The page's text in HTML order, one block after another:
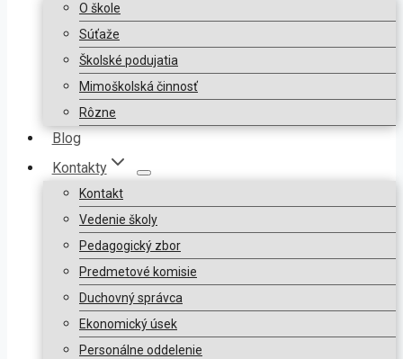
O škole
Súťaže
Školské podujatia
Mimoškolská činnosť
Rôzne
Blog
Kontakty
Kontakt
Vedenie školy
Pedagogický zbor
Predmetové komisie
Duchovný správca
Ekonomický úsek
Personálne oddelenie